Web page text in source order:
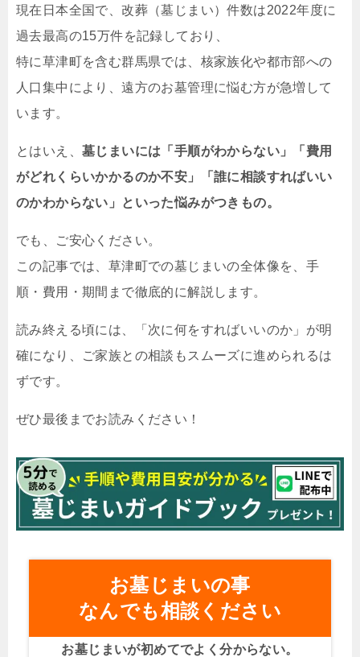
現在日本全国で、改葬（墓じまい）件数は2022年度に
過去最高の15万件を記録しており、
特に草津町を含む群馬県では、核家族化や都市部への
人口集中により、遠方のお墓管理に悩む方が急増して
います。
とはいえ、 墓じまいには「手順がわからない」「費用
がどれくらいかかるのか不安」「誰に相談すればいい
のかわからない」といった悩みがつきもの。
でも、ご安心ください。
この記事では、草津町での墓じまいの全体像を、手
順・費用・期間まで徹底的に解説します。
読み終える頃には、「次に何をすればいいのか」が明
確になり、ご家族との相談もスムーズに進められるは
ずです。
ぜひ最後までお読みください！
お墓じまいの事
なんでも相談ください
お墓じまいが初めてでよく分からない。